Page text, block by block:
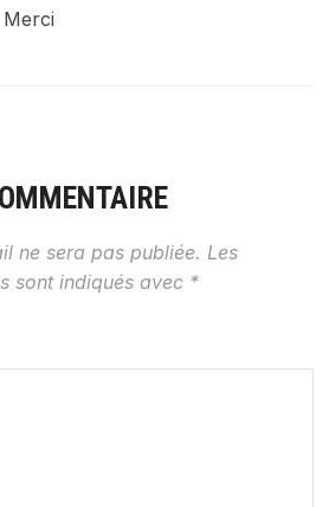
Merci
ne sera pas publiée. Les
sont indiqués avec *